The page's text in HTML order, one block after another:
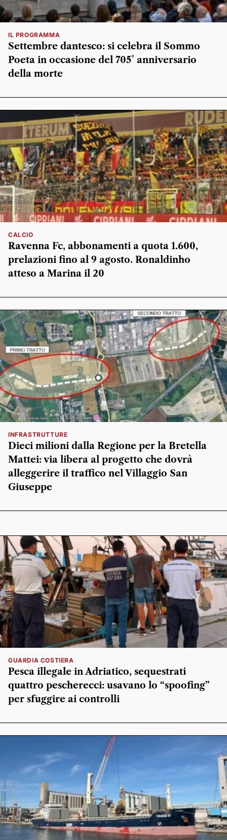
IL PROGRAMMA
Settembre dantesco: si celebra il Sommo
Poeta in occasione del 705° anniversario
della morte
CALCIO
Ravenna Fc, abbonamenti a quota 1.600,
prelazioni fino al 9 agosto. Ronaldinho
atteso a Marina il 20
INFRASTRUTTURE
Dieci milioni dalla Regione per la Bretella
Mattei: via libera al progetto che dovrà
alleggerire il traffico nel Villaggio San
Giuseppe
GUARDIA COSTIERA
Pesca illegale in Adriatico, sequestrati
quattro pescherecci: usavano lo “spoofing”
per sfuggire ai controlli